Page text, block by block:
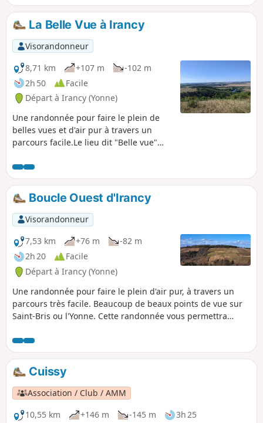
La Belle Vue à Irancy
Visorandonneur
8,71 km
+107 m
-102 m
2h 50
Facile
Départ à Irancy (Yonne)
Une randonnée pour faire le plein de
belles vues et d'air pur à travers un
parcours facile.Le lieu dit "Belle vue"
permettra d'admirer le pays Auxerrois
depuis l'un de ses points culminants !Si
la période s'y prête vous pourrez
grappiller des cerises, du raisin ou
encore chasser les papillons (avec vos
yeux) !
Boucle Ouest d'Irancy
Visorandonneur
7,53 km
+76 m
-82 m
2h 20
Facile
Départ à Irancy (Yonne)
Une randonnée pour faire le plein d'air pur, à travers un
parcours très facile. Beaucoup de beaux points de vue sur
Saint-Bris ou l'Yonne. Cette randonnée vous permettra
Cuissy
Association / Club / AMM
10,55 km
+146 m -145 m
3h 25